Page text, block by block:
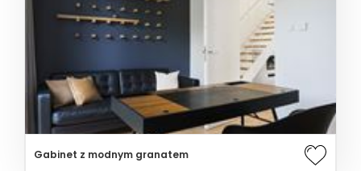
Gabinet z modnym granatem